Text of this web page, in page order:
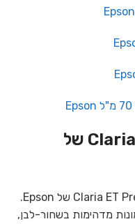
דיו מסוג Claria ET Premium של
הכירו את דיו 6 הצבעים מסוג Claria ET Premium של Epson.
מדהימות בשחור-לבן,